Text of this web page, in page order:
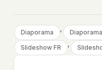
Diaporama ,
Slideshow FR ,